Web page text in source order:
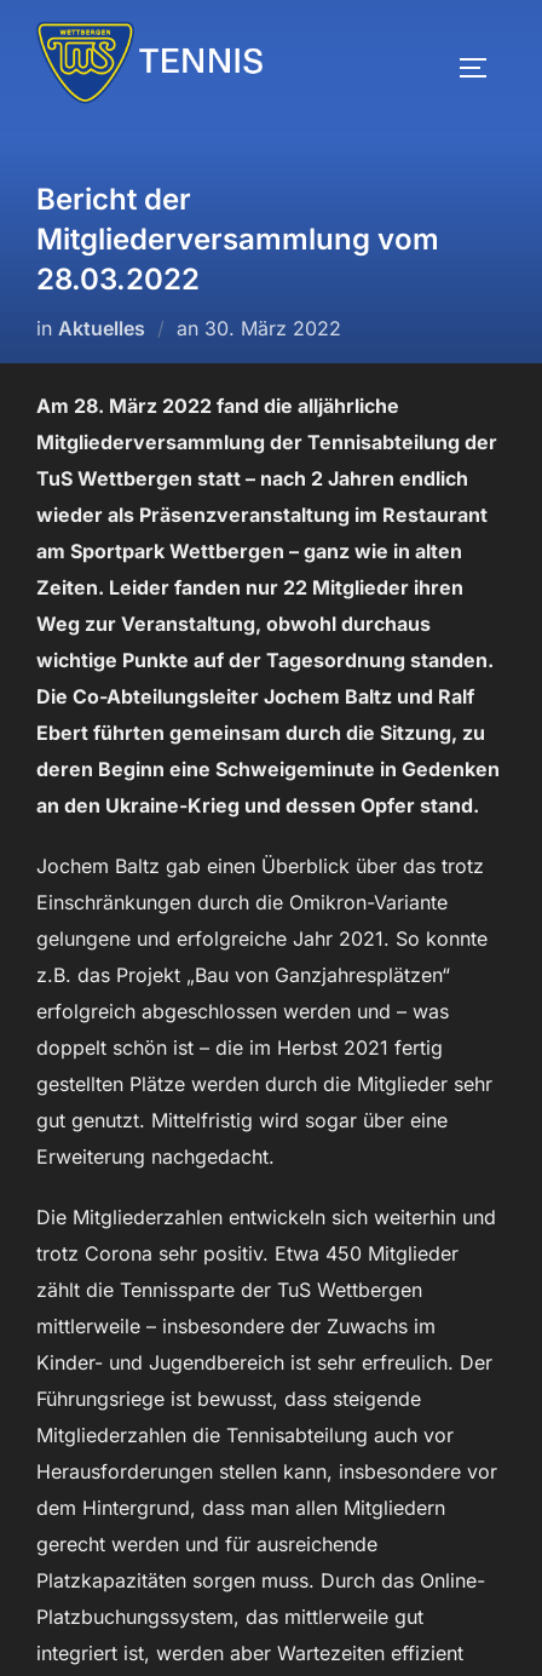
Inhalt
springen
Bericht der
Mitgliederversammlung vom
28.03.2022
in Aktuelles an Veröffentlicht
am
30. März 2022
Am 28. März 2022 fand die alljährliche
Mitgliederversammlung der Tennisabteilung der
TuS Wettbergen statt – nach 2 Jahren endlich
wieder als Präsenzveranstaltung im Restaurant
am Sportpark Wettbergen – ganz wie in alten
Zeiten. Leider fanden nur 22 Mitglieder ihren
Weg zur Veranstaltung, obwohl durchaus
wichtige Punkte auf der Tagesordnung standen.
Die Co-Abteilungsleiter Jochem Baltz und Ralf
Ebert führten gemeinsam durch die Sitzung, zu
deren Beginn eine Schweigeminute in Gedenken
an den Ukraine-Krieg und dessen Opfer stand.
Jochem Baltz gab einen Überblick über das trotz
Einschränkungen durch die Omikron-Variante
gelungene und erfolgreiche Jahr 2021. So konnte
z.B. das Projekt „Bau von Ganzjahresplätzen“
erfolgreich abgeschlossen werden und – was
doppelt schön ist – die im Herbst 2021 fertig
gestellten Plätze werden durch die Mitglieder sehr
gut genutzt. Mittelfristig wird sogar über eine
Erweiterung nachgedacht.
Die Mitgliederzahlen entwickeln sich weiterhin und
trotz Corona sehr positiv. Etwa 450 Mitglieder
zählt die Tennissparte der TuS Wettbergen
mittlerweile – insbesondere der Zuwachs im
Kinder- und Jugendbereich ist sehr erfreulich. Der
Führungsriege ist bewusst, dass steigende
Mitgliederzahlen die Tennisabteilung auch vor
Herausforderungen stellen kann, insbesondere vor
dem Hintergrund, dass man allen Mitgliedern
gerecht werden und für ausreichende
Platzkapazitäten sorgen muss. Durch das Online-
Platzbuchungssystem, das mittlerweile gut
integriert ist, werden aber Wartezeiten effizient